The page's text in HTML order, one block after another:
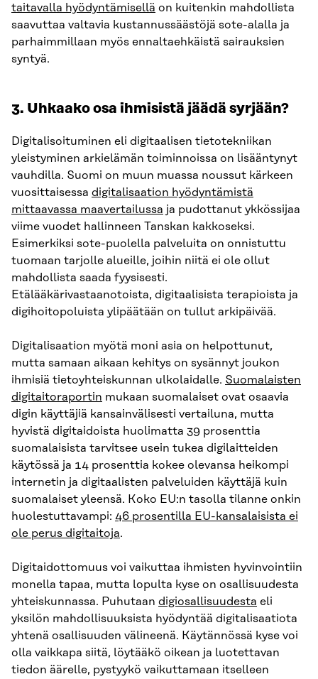
taitavalla hyödyntämisellä on kuitenkin mahdollista
saavuttaa valtavia kustannussäästöjä sote-alalla ja
parhaimmillaan myös ennaltaehkäistä sairauksien
syntyä.
3. Uhkaako osa ihmisistä jäädä syrjään?
Digitalisoituminen eli digitaalisen tietotekniikan
yleistyminen arkielämän toiminnoissa on lisääntynyt
vauhdilla. Suomi on muun muassa noussut kärkeen
vuosittaisessa digitalisaation hyödyntämistä
mittaavassa maavertailussa ja pudottanut ykkössijaa
viime vuodet hallinneen Tanskan kakkoseksi.
Esimerkiksi sote-puolella palveluita on onnistuttu
tuomaan tarjolle alueille, joihin niitä ei ole ollut
mahdollista saada fyysisesti.
Etälääkärivastaanotoista, digitaalisista terapioista ja
digihoitopoluista ylipäätään on tullut arkipäivää.
Digitalisaation myötä moni asia on helpottunut,
mutta samaan aikaan kehitys on sysännyt joukon
ihmisiä tietoyhteiskunnan ulkolaidalle. Suomalaisten
digitaitoraportin mukaan suomalaiset ovat osaavia
digin käyttäjiä kansainvälisesti vertailuna, mutta
hyvistä digitaidoista huolimatta 39 prosenttia
suomalaisista tarvitsee usein tukea digilaitteiden
käytössä ja 14 prosenttia kokee olevansa heikompi
internetin ja digitaalisten palveluiden käyttäjä kuin
suomalaiset yleensä. Koko EU:n tasolla tilanne onkin
huolestuttavampi: 46 prosentilla EU-kansalaisista ei
ole perus digitaitoja.
Digitaidottomuus voi vaikuttaa ihmisten hyvinvointiin
monella tapaa, mutta lopulta kyse on osallisuudesta
yhteiskunnassa. Puhutaan digiosallisuudesta eli
yksilön mahdollisuuksista hyödyntää digitalisaatiota
yhtenä osallisuuden välineenä. Käytännössä kyse voi
olla vaikkapa siitä, löytääkö oikean ja luotettavan
tiedon äärelle, pystyykö vaikuttamaan itselleen